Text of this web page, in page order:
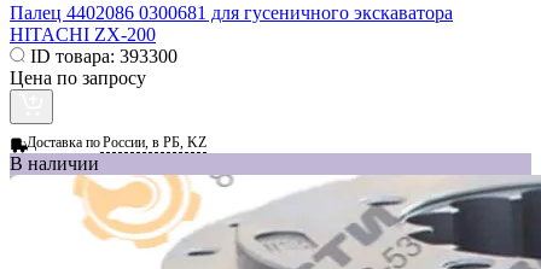
Палец 4402086 0300681 для гусеничного экскаватора
HITACHI ZX-200
ID товара: 393300
Цена по запросу
Доставка поРоссии, в РБ, KZ
В наличии